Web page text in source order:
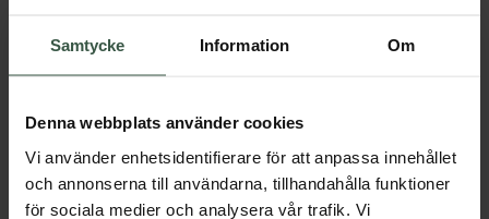
Samtycke Information Om
Denna webbplats använder cookies
Vi använder enhetsidentifierare för att anpassa innehållet
och annonserna till användarna, tillhandahålla funktioner
för sociala medier och analysera vår trafik. Vi